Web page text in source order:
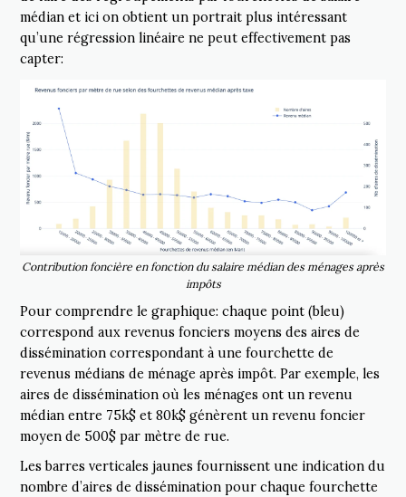
médian et ici on obtient un portrait plus intéressant
qu’une régression linéaire ne peut effectivement pas
capter:
Contribution foncière en fonction du salaire médian des ménages après
impôts
Pour comprendre le graphique: chaque point (bleu)
correspond aux revenus fonciers moyens des aires de
dissémination correspondant à une fourchette de
revenus médians de ménage après impôt. Par exemple, les
aires de dissémination où les ménages ont un revenu
médian entre 75k$ et 80k$ génèrent un revenu foncier
moyen de 500$ par mètre de rue.
Les barres verticales jaunes fournissent une indication du
nombre d’aires de dissémination pour chaque fourchette